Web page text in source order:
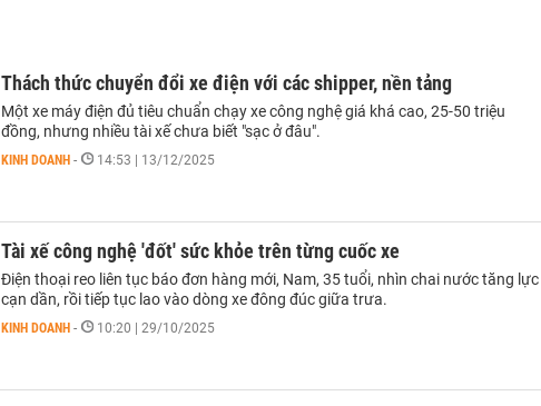
Thách thức chuyển đổi xe điện với các shipper, nền tảng
Một xe máy điện đủ tiêu chuẩn chạy xe công nghệ giá khá cao, 25-50 triệu
đồng, nhưng nhiều tài xế chưa biết "sạc ở đâu".
KINH DOANH - 14:53 | 13/12/2025
Tài xế công nghệ 'đốt' sức khỏe trên từng cuốc xe
Điện thoại reo liên tục báo đơn hàng mới, Nam, 35 tuổi, nhìn chai nước tăng lực
cạn dần, rồi tiếp tục lao vào dòng xe đông đúc giữa trưa.
KINH DOANH - 10:20 | 29/10/2025